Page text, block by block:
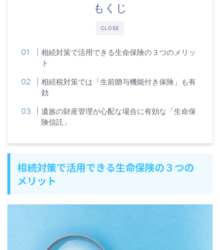
CLOSE
もくじ
相続対策で活用できる生命保険の３つのメリッ
ト
相続税対策では「生前贈与機能付き保険」も有
効
遺族の財産管理が心配な場合に有効な「生命保
険信託」
相続対策で活用できる生命保険の３つの
メリット